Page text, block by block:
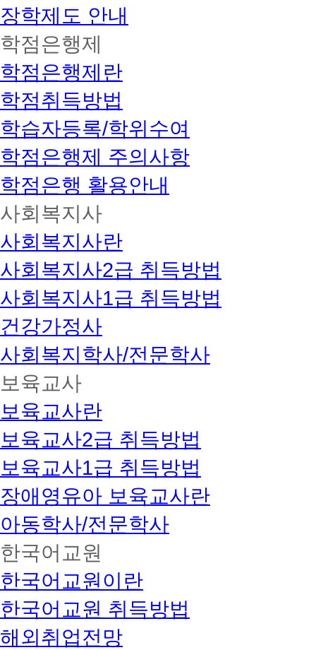
장학제도 안내
학점은행제
학점은행제란
학점취득방법
학습자등록/학위수여
학점은행제 주의사항
학점은행 활용안내
사회복지사
사회복지사란
사회복지사2급 취득방법
사회복지사1급 취득방법
건강가정사
사회복지학사/전문학사
보육교사
보육교사란
보육교사2급 취득방법
보육교사1급 취득방법
장애영유아 보육교사란
아동학사/전문학사
한국어교원
한국어교원이란
한국어교원 취득방법
해외취업전망